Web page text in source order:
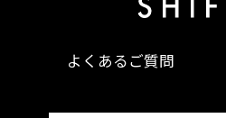
よくあるご質問